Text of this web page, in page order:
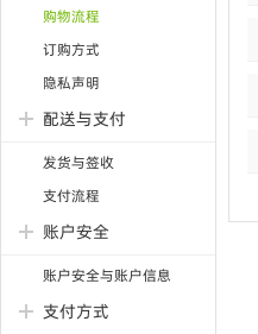
购物流程
订购方式
隐私声明
配送与支付
发货与签收
支付流程
账户安全
账户安全与账户信息
支付方式